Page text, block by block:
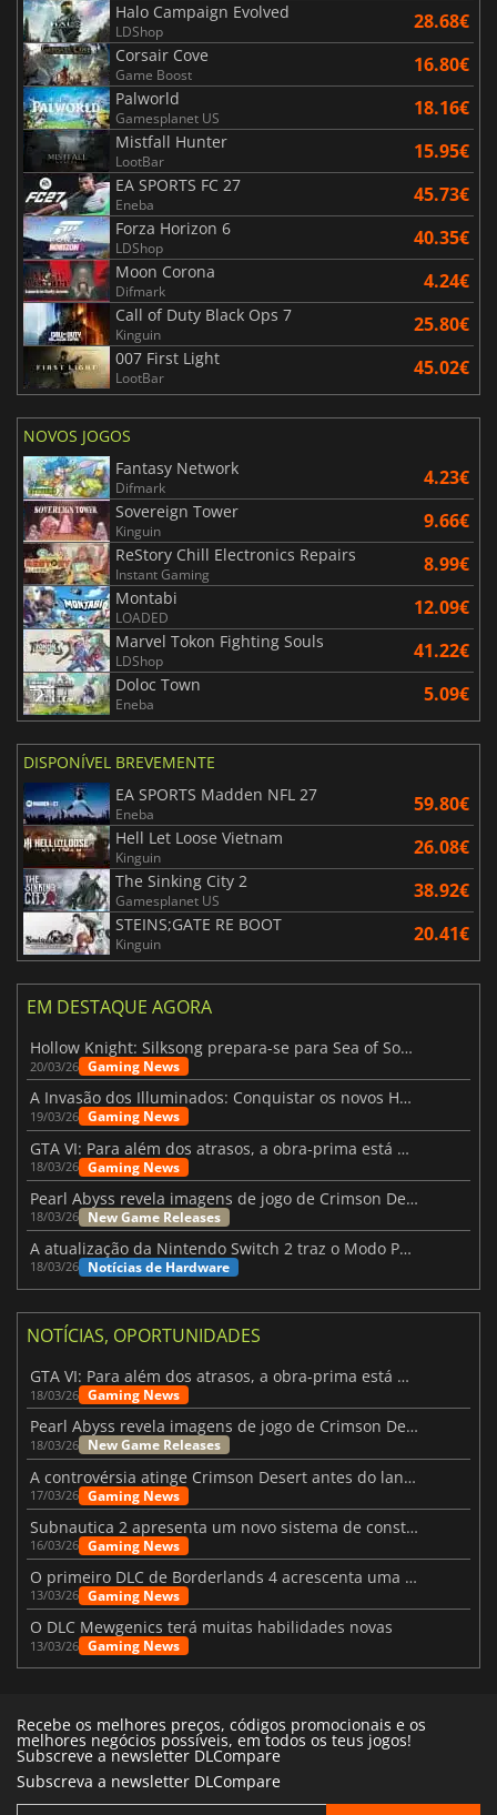
Halo Campaign Evolved
LDShop 28.68€
Corsair Cove
Game Boost 16.80€
Palworld
Gamesplanet US 18.16€
Mistfall Hunter
LootBar 15.95€
EA SPORTS FC 27
Eneba 45.73€
Forza Horizon 6
LDShop 40.35€
Moon Corona
Difmark 4.24€
Call of Duty Black Ops 7
Kinguin 25.80€
007 First Light
LootBar 45.02€
NOVOS JOGOS
Fantasy Network
Difmark 4.23€
Sovereign Tower
Kinguin 9.66€
ReStory Chill Electronics Repairs
Instant Gaming 8.99€
Montabi
LOADED 12.09€
Marvel Tokon Fighting Souls
LDShop 41.22€
Doloc Town
Eneba 5.09€
DISPONÍVEL BREVEMENTE
EA SPORTS Madden NFL 27
Eneba 59.80€
Hell Let Loose Vietnam
Kinguin 26.08€
The Sinking City 2
Gamesplanet US 38.92€
STEINS;GATE RE BOOT
Kinguin 20.41€
EM DESTAQUE AGORA
Hollow Knight: Silksong prepara-se para Sea of Sorrow com um patch
20/03/26 Gaming News
A Invasão dos Illuminados: Conquistar os novos Helldivers 2 Atualização!
19/03/26 Gaming News
GTA VI: Para além dos atrasos, a obra-prima está quase a chegar
18/03/26 Gaming News
Pearl Abyss revela imagens de jogo de Crimson Desert para a PS5
18/03/26 New Game Releases
A atualização da Nintendo Switch 2 traz o Modo Portátil aos jogos mais antigos da Switch
18/03/26 Notícias de Hardware
NOTÍCIAS, OPORTUNIDADES
GTA VI: Para além dos atrasos, a obra-prima está quase a chegar
18/03/26 Gaming News
Pearl Abyss revela imagens de jogo de Crimson Desert para a PS5
18/03/26 New Game Releases
A controvérsia atinge Crimson Desert antes do lançamento
17/03/26 Gaming News
Subnautica 2 apresenta um novo sistema de construção de bases
16/03/26 Gaming News
O primeiro DLC de Borderlands 4 acrescenta uma nova personagem e muito mais
13/03/26 Gaming News
O DLC Mewgenics terá muitas habilidades novas
13/03/26 Gaming News
Recebe os melhores preços, códigos promocionais e os
melhores negócios possíveis, em todos os teus jogos!
Subscreve a newsletter DLCompare
Subscreva a newsletter DLCompare